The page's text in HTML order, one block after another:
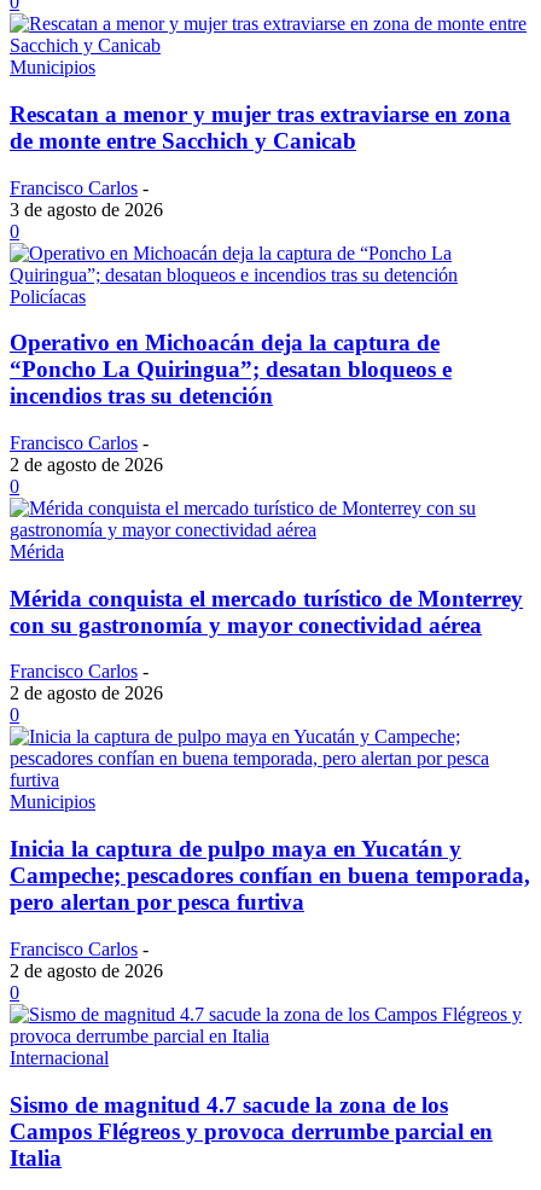
Municipios
Rescatan a menor y mujer tras extraviarse en zona
de monte entre Sacchich y Canicab
Francisco Carlos -
3 de agosto de 2026
0
Policíacas
Operativo en Michoacán deja la captura de
“Poncho La Quiringua”; desatan bloqueos e
incendios tras su detención
Francisco Carlos -
2 de agosto de 2026
0
Mérida
Mérida conquista el mercado turístico de Monterrey
con su gastronomía y mayor conectividad aérea
Francisco Carlos -
2 de agosto de 2026
0
Municipios
Inicia la captura de pulpo maya en Yucatán y
Campeche; pescadores confían en buena temporada,
pero alertan por pesca furtiva
Francisco Carlos -
2 de agosto de 2026
0
Internacional
Sismo de magnitud 4.7 sacude la zona de los
Campos Flégreos y provoca derrumbe parcial en
Italia